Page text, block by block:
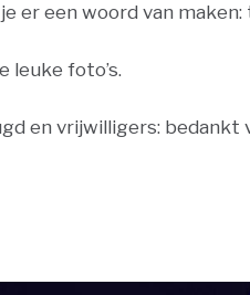
er een woord van
leuke foto’s.
en vrijwilligers: